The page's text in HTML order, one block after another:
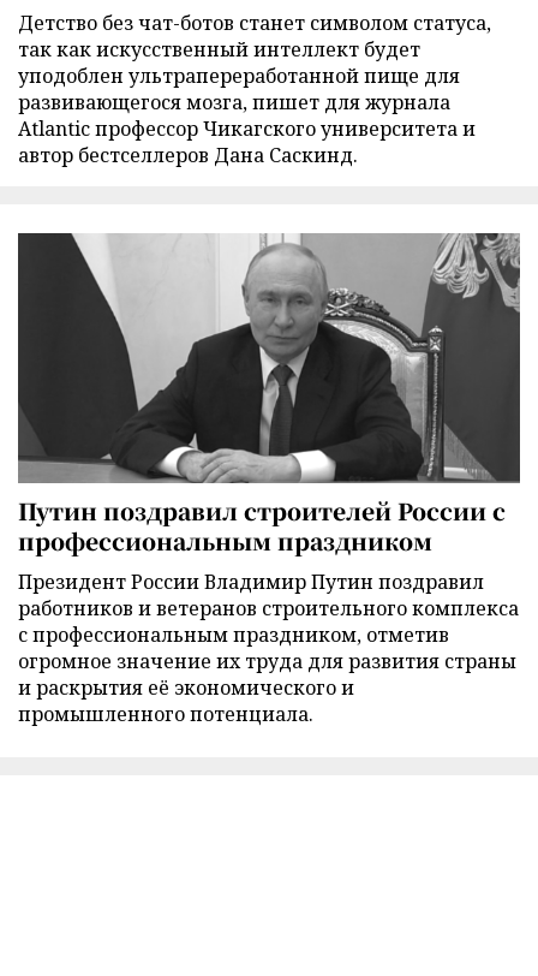
Детство без чат-ботов станет символом статуса,
так как искусственный интеллект будет
уподоблен ультрапереработанной пище для
развивающегося мозга, пишет для журнала
Atlantic профессор Чикагского университета и
автор бестселлеров Дана Саскинд.
Путин поздравил строителей России с
профессиональным праздником
Президент России Владимир Путин поздравил
работников и ветеранов строительного комплекса
с профессиональным праздником, отметив
огромное значение их труда для развития страны
и раскрытия её экономического и
промышленного потенциала.